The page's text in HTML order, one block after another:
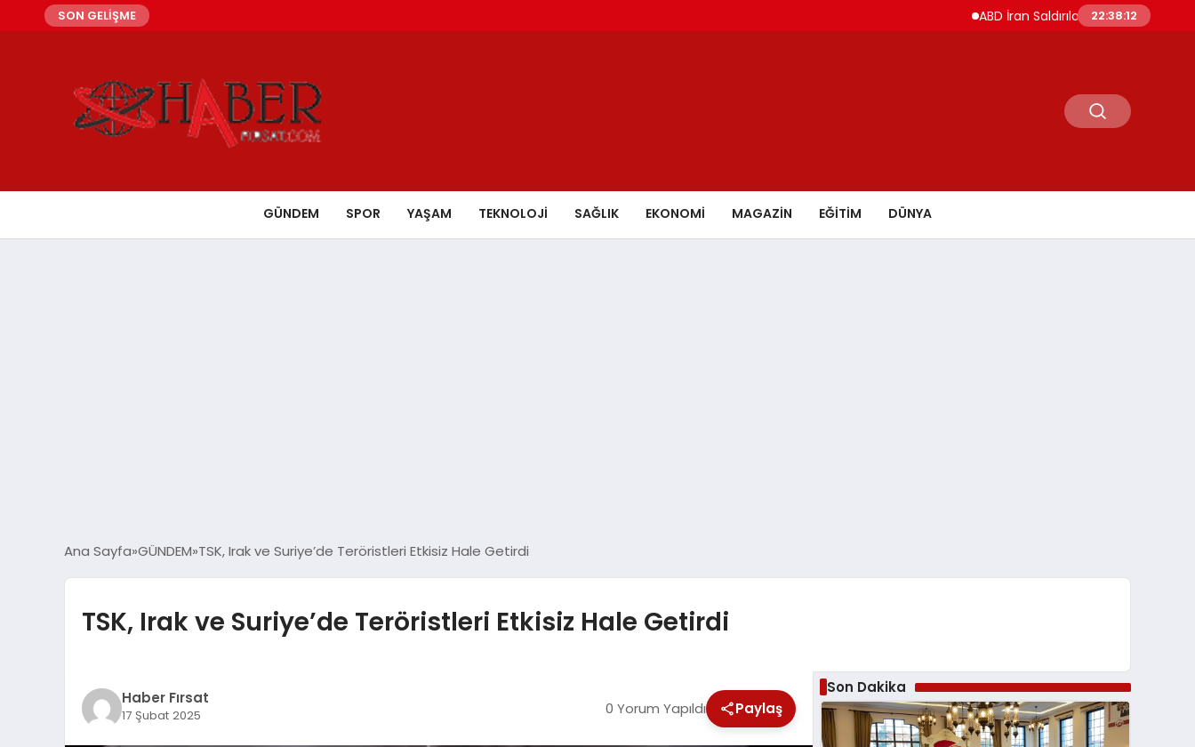
SON GELİŞME ABD İran Saldırılarını Askıya Aldı
22:38:13
GÜNDEM SPOR YAŞAM TEKNOLOJİ SAĞLIK EKONOMİ MAGAZİN EĞİTİM DÜNYA
Ana Sayfa GÜNDEM TSK, Irak ve Suriye’de Teröristleri Etkisiz Hale Getirdi
TSK, Irak ve Suriye’de Teröristleri Etkisiz Hale Getirdi
Haber Fırsat
17 Şubat 2025 0 Yorum Yapıldı Paylaş
Son Dakika